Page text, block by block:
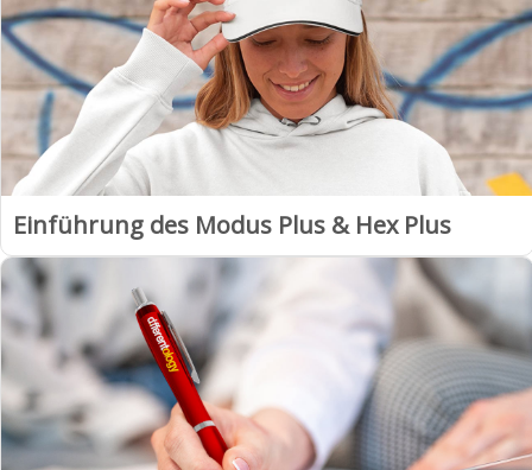
Einführung des Modus Plus & Hex Plus